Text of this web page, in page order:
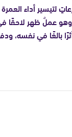
لتيسير أداء
وهو عملٌ ظهر لاحقًا
بالغًا في نفسه،